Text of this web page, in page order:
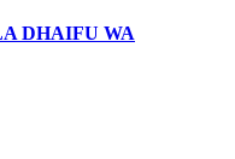
DHAIFU WA